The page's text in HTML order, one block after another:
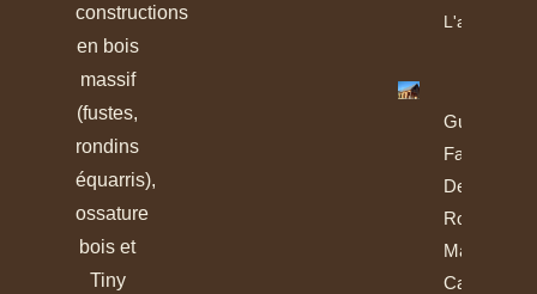
constructions
en bois
massif
(fustes,
rondins
équarris),
ossature
bois et
Tiny
L'article
Guide De
Fabrication
Des
Rondins Et
Madriers
Calibrés